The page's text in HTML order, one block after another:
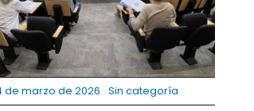
de marzo de 2026 Sin categoría